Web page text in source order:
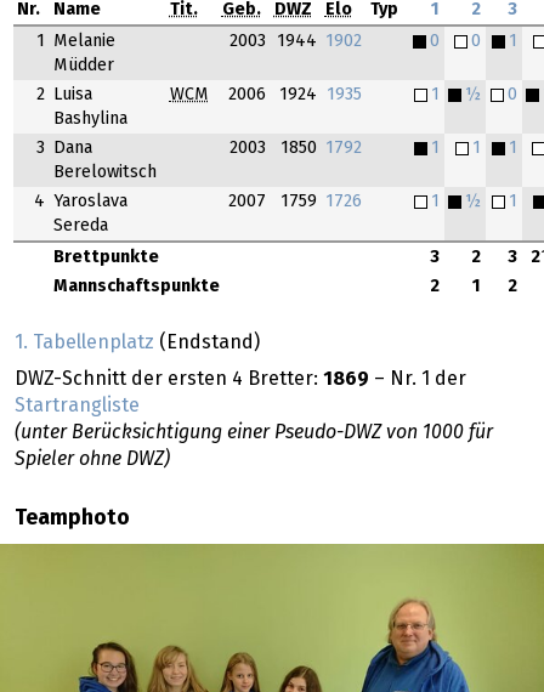
Nr. Name Tit. Geb. DWZ Elo Typ 1 2 3
Brettpunkte 3 2 3
Mannschaftspunkte
2 1 2
1
Melanie
Müdder
2003 1944 1902 0 0 1
2
Luisa
Bashylina
WCM 2006 1924 1935 1 ½ 0
3
Dana
Berelowitsch
2003 1850 1792 1 1 1
4
Yaroslava
Sereda
2007 1759 1726 1 ½ 1
1. Tabellenplatz (Endstand)
DWZ-Schnitt der ersten 4 Bretter: 1869 – Nr. 1 der
Startrangliste
(unter Berücksichtigung einer Pseudo-DWZ von 1000 für
Spieler ohne DWZ)
Teamphoto